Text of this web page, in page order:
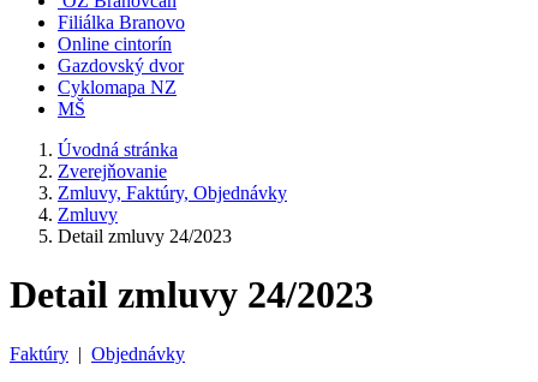
Filiálka Branovo
Online cintorín
Gazdovský dvor
Cyklomapa NZ
MŠ
Úvodná stránka
Zverejňovanie
Zmluvy, Faktúry, Objednávky
Zmluvy
Detail zmluvy 24/2023
Detail zmluvy 24/2023
Faktúry | Objednávky